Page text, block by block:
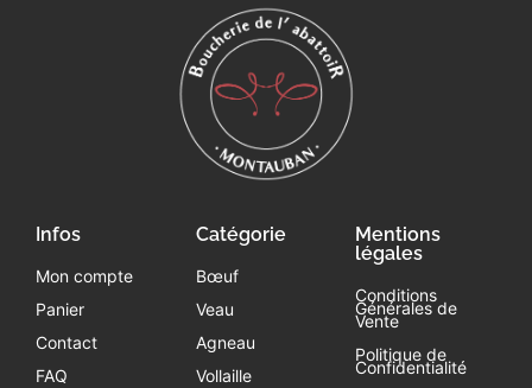
Infos
Mon compte
Panier
Contact
FAQ
Catégorie
Bœuf
Veau
Agneau
Vollaille
Mentions
légales
Conditions
Générales de
Vente
Politique de
Confidentialité